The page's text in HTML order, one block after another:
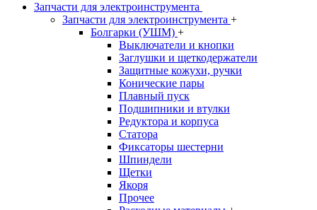
Запчасти для электроинструмента
Запчасти для электроинструмента +
Болгарки (УШМ) +
Выключатели и кнопки
Заглушки и щеткодержатели
Защитные кожухи, ручки
Конические пары
Плавный пуск
Подшипники и втулки
Редуктора и корпуса
Статора
Фиксаторы шестерни
Шпиндели
Щетки
Якоря
Прочее